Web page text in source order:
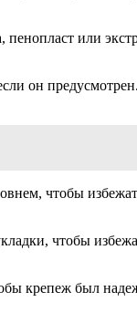
пенопласт или
он
чтобы
чтобы
крепеж был